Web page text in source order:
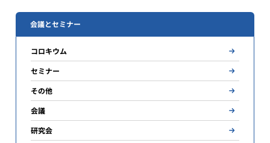
会議とセミナー
コロキウム
セミナー
その他
会議
研究会